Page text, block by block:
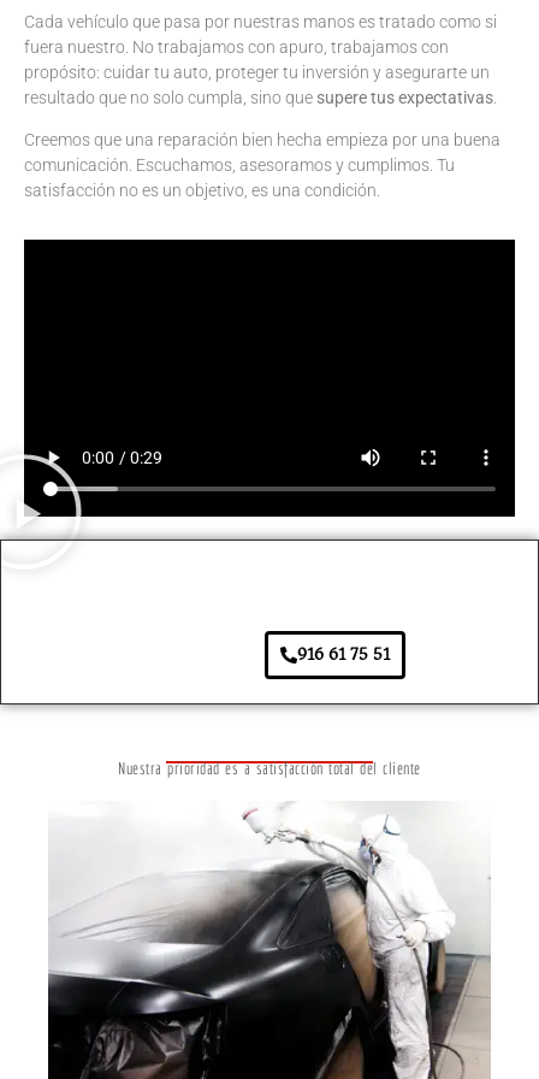
Cada vehículo que pasa por nuestras manos es tratado como si
fuera nuestro. No trabajamos con apuro, trabajamos con
propósito: cuidar tu auto, proteger tu inversión y asegurarte un
resultado que no solo cumpla, sino que supere tus expectativas
Creemos que una reparación bien hecha empieza por una buena
comunicación. Escuchamos, asesoramos y cumplimos. Tu
satisfacción no es un objetivo, es una condición.
916 61 75 51
Nuestra prioridad es a satisfacción total del cliente